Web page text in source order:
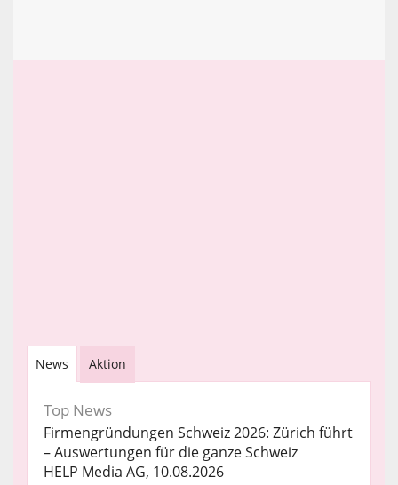
News Aktion
Top News
Firmengründungen Schweiz 2026: Zürich führt
– Auswertungen für die ganze Schweiz
HELP Media AG, 10.08.2026